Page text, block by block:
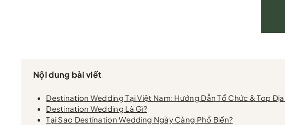
Nội dung bài viết
Destination Wedding Tại Việt Nam: Hướng Dẫn Tổ Chức & Top
Destination Wedding Là Gì?
Tại Sao Destination Wedding Ngày Càng Phổ Biến?